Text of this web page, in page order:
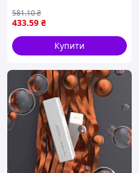
433.59 ₴
581.10₴
Купити